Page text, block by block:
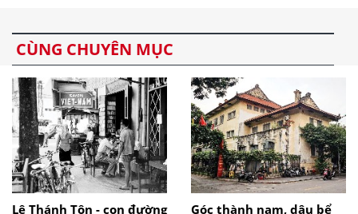
CÙNG CHUYÊN MỤC
Lê Thánh Tôn - con đường
Góc thành nam, dâu bể